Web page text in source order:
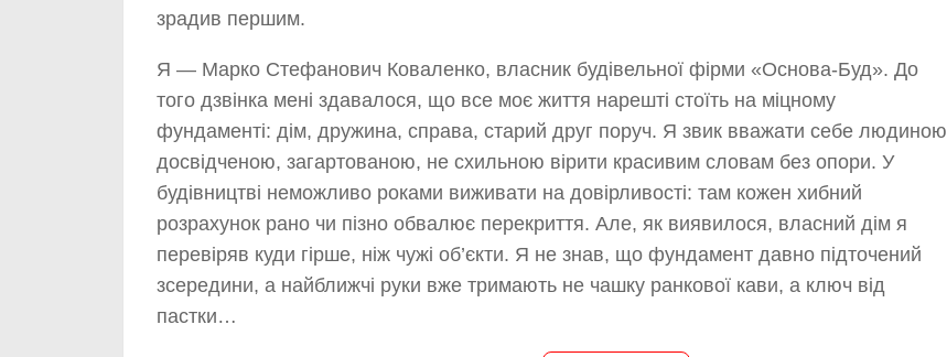
зрадив першим.
Я — Марко Стефанович Коваленко, власник будівельної фірми «Основа-Буд». До
того дзвінка мені здавалося, що все моє життя нарешті стоїть на міцному
фундаменті: дім, дружина, справа, старий друг поруч. Я звик вважати себе людиною
досвідченою, загартованою, не схильною вірити красивим словам без опори. У
будівництві неможливо роками виживати на довірливості: там кожен хибний
розрахунок рано чи пізно обвалює перекриття. Але, як виявилося, власний дім я
перевіряв куди гірше, ніж чужі об’єкти. Я не знав, що фундамент давно підточений
зсередини, а найближчі руки вже тримають не чашку ранкової кави, а ключ від
пастки…